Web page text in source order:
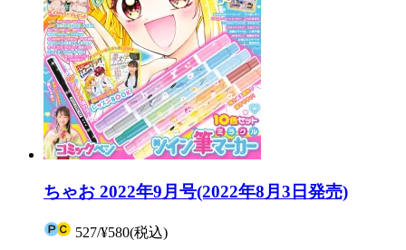
ちゃお 2022年9月号(2022年8月3日発売)
527/¥580(税込)